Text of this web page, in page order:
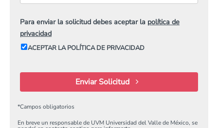
Para enviar la solicitud debes aceptar la política de
privacidad
ACEPTAR LA POLÍTICA DE PRIVACIDAD
Enviar Solicitud
*Campos obligatorios
En breve un responsable de UVM Universidad del Valle de México, se